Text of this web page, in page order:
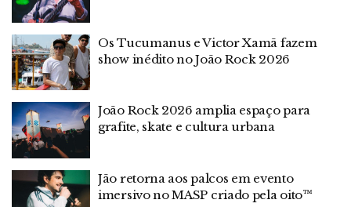
Os Tucumanus e Victor Xamã fazem
show inédito no João Rock 2026
João Rock 2026 amplia espaço para
grafite, skate e cultura urbana
Jão retorna aos palcos em evento
imersivo no MASP criado pela oito™